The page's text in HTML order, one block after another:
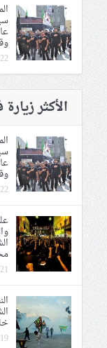
22 يونيو 2026
الأكثر
22 يونيو 2026
21 يونيو 2026
19 يونيو 2026